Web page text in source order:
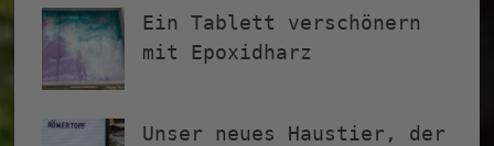
Ein Tablett verschönern
mit Epoxidharz
Unser neues Haustier, der